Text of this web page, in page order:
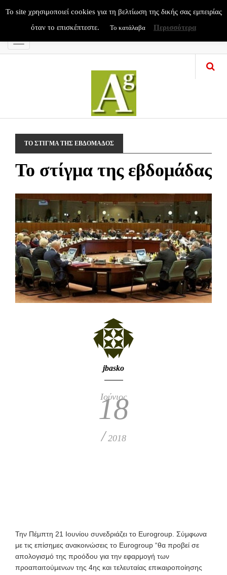
Menu
ΤΟ ΣΤΙΓΜΑ ΤΗΣ ΕΒΔΟΜΑΔΟΣ
To στίγμα της εβδομάδας
jbasko
Ιούνιος
18
/ 2018
Την Πέμπτη 21 Ιουνίου συνεδριάζει το Eurogroup. Σύμφωνα
με τις επίσημες ανακοινώσεις το Eurogroup “θα προβεί σε
απολογισμό της προόδου για την εφαρμογή των
προαπαιτούμενων της 4ης και τελευταίας επικαιροποίησης
To site χρησιμοποιεί cookies για τη βελτίωση της δικής σας εμπειρίας
όταν το επισκέπτεστε.
Το κατάλαβα Περισσότερα